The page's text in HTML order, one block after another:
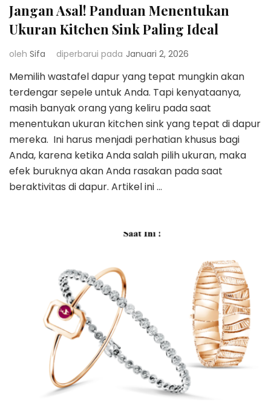
Jangan Asal! Panduan Menentukan
Ukuran Kitchen Sink Paling Ideal
oleh Sifa diperbarui pada Januari 2, 2026
Memilih wastafel dapur yang tepat mungkin akan
terdengar sepele untuk Anda. Tapi kenyataanya,
masih banyak orang yang keliru pada saat
menentukan ukuran kitchen sink yang tepat di dapur
mereka. Ini harus menjadi perhatian khusus bagi
Anda, karena ketika Anda salah pilih ukuran, maka
efek buruknya akan Anda rasakan pada saat
beraktivitas di dapur. Artikel ini …